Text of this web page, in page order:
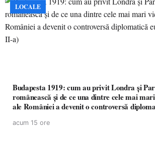
LOCALE
Budapesta 1919: cum au privit Londra și
românească și de ce una dintre cele mai
ale României a devenit o controversă
acum 15 ore